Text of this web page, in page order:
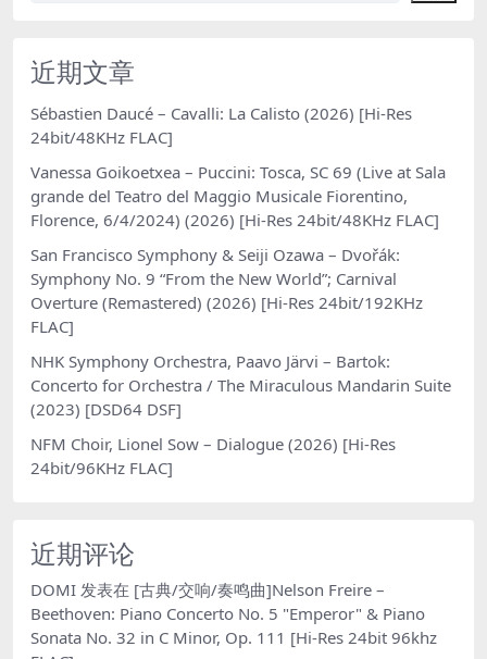
近期文章
Sébastien Daucé – Cavalli: La Calisto (2026) [Hi-Res
24bit/48KHz FLAC]
Vanessa Goikoetxea – Puccini: Tosca, SC 69 (Live at Sala
grande del Teatro del Maggio Musicale Fiorentino,
Florence, 6/4/2024) (2026) [Hi-Res 24bit/48KHz FLAC]
San Francisco Symphony & Seiji Ozawa – Dvořák:
Symphony No. 9 “From the New World”; Carnival
Overture (Remastered) (2026) [Hi-Res 24bit/192KHz
FLAC]
NHK Symphony Orchestra, Paavo Järvi – Bartok:
Concerto for Orchestra / The Miraculous Mandarin Suite
(2023) [DSD64 DSF]
NFM Choir, Lionel Sow – Dialogue (2026) [Hi-Res
24bit/96KHz FLAC]
近期评论
DOMI 发表在 [古典/交响/奏鸣曲]Nelson Freire –
Beethoven: Piano Concerto No. 5 "Emperor" & Piano
Sonata No. 32 in C Minor, Op. 111 [Hi-Res 24bit 96khz